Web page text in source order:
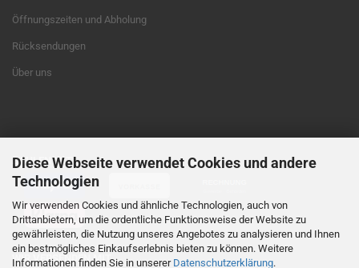
Diese Webseite verwendet Cookies und andere
Technologien
Wir verwenden Cookies und ähnliche Technologien, auch von
Drittanbietern, um die ordentliche Funktionsweise der Website zu
gewährleisten, die Nutzung unseres Angebotes zu analysieren und Ihnen
ein bestmögliches Einkaufserlebnis bieten zu können. Weitere
Informationen finden Sie in unserer Datenschutzerklärung.
Öffnungszeiten und Abholung
Rücksendungen
Über uns
ZAHLEN MIT ...
WIR VERSENDEN MIT ...